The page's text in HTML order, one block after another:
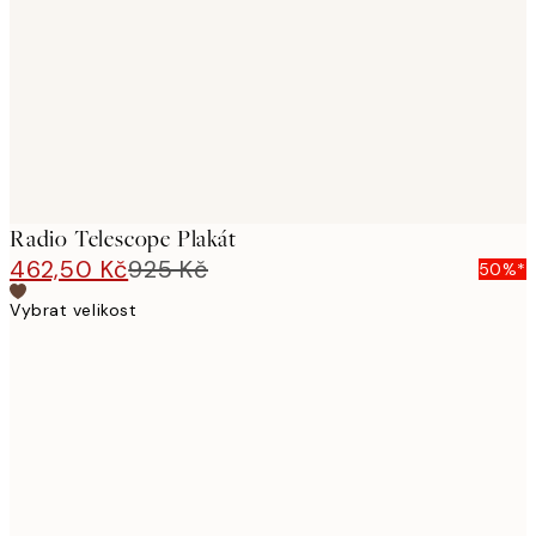
Radio Telescope Plakát
462,50 Kč925 Kč
50%*
Vybrat velikost